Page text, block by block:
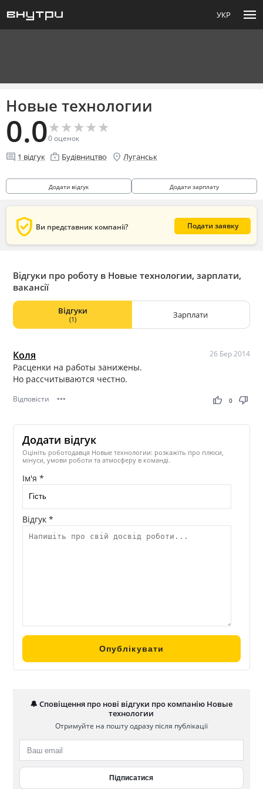
УКР menu
Новые технологии
0.0★
★★
★★
★★
★★
★
0оценок
comment 1 відгук enterprise Будівництво location_on Луганськ
Додати відгук Додати зарплату
verified_user Ви представник компанії? Подати заявку
Відгуки про роботу в Новые технологии, зарплати,
вакансії
Відгуки
(1) Зарплати
Коля 26 Бер 2014
Расценки на работы занижены.
Но рассчитываются честно.
Відповісти ••• thumb_up thumb_down
0
Додати відгук
Оцініть роботодавця Новые технологии: розкажіть про плюси,
мінуси, умови роботи та атмосферу в команді.
Ім'я *
Відгук *
🔔 Сповіщення про нові відгуки про компанію Новые
технологии
Отримуйте на пошту одразу після публікації